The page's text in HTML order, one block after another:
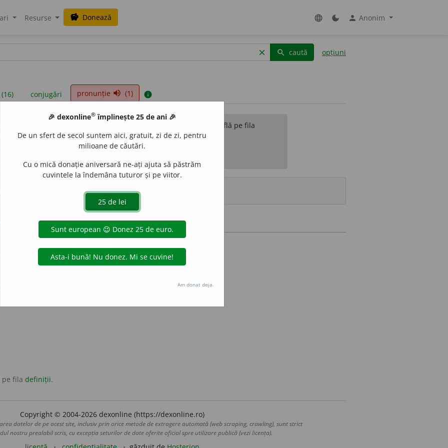
Resurse savings Donează language dark_mode person Anonim
clear search caută opțiuni
conjugări pronunție volume_up (1) info
sunt compilate de echipa dexonline. Definițiile originale se află pe fila
reordona filele pe pagina depreferințe.
surse
pe fila definiții.
Copyright © 2004-2026 dexonline (https://dexonline.ro)
datelor de pe acest site, inclusiv prin orice metode de extragere automată (web scraping, crawling), sunt strict
nostru prealabil scris, cu excepția seturilor de date oferite oficial spre utilizare publică (vezi licența).
🎉 dexonline® împlinește 25 de ani 🎉
De un sfert de secol suntem aici, gratuit, zi de zi, pentru
milioane de căutări.
Cu o mică donație aniversară ne-ați ajuta să păstrăm
cuvintele la îndemâna tuturor și pe viitor.
Am donat deja.